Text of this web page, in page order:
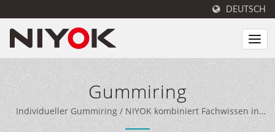
DEUTSCH
Gummiring
Individueller Gummiring / NIYOK kombiniert Fachwissen in
der Dichtungstechnik, 40 Jahre Fertigungserfahrung und